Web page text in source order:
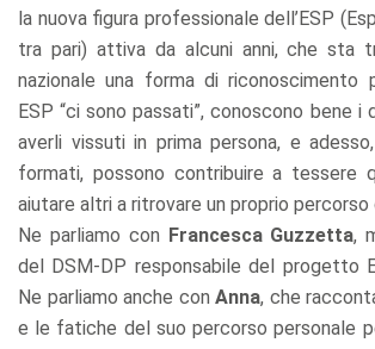
la nuova figura professionale dell’ESP
tra pari) attiva da alcuni anni, che sta
nazionale una forma di riconoscimento
ESP “ci sono passati”, conoscono bene i
averli vissuti in prima persona, e
formati, possono contribuire a tessere
aiutare altri a ritrovare un proprio percorso
Ne parliamo con Francesca Guzzetta,
del DSM-DP responsabile del progetto
Ne parliamo anche con Anna, che
e le fatiche del suo percorso personale